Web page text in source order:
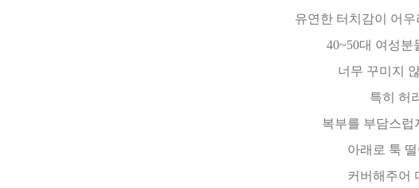
유연한 터치감이 어
40~50대 여성
너무 꾸미지
특히 허
복부를 부담스럽
아래로 툭
커버해주어